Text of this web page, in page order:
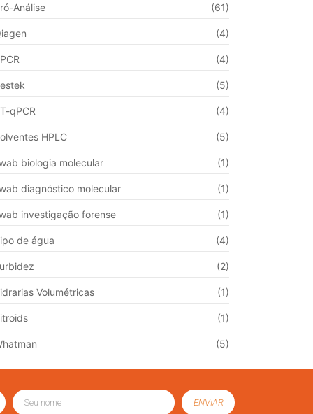
Análise (61)
(4)
(4)
(5)
qPCR (4)
HPLC (5)
biologia molecular (1)
diagnóstico molecular (1)
investigação forense (1)
de água (4)
(2)
Volumétricas (1)
(1)
(5)
ENVIAR